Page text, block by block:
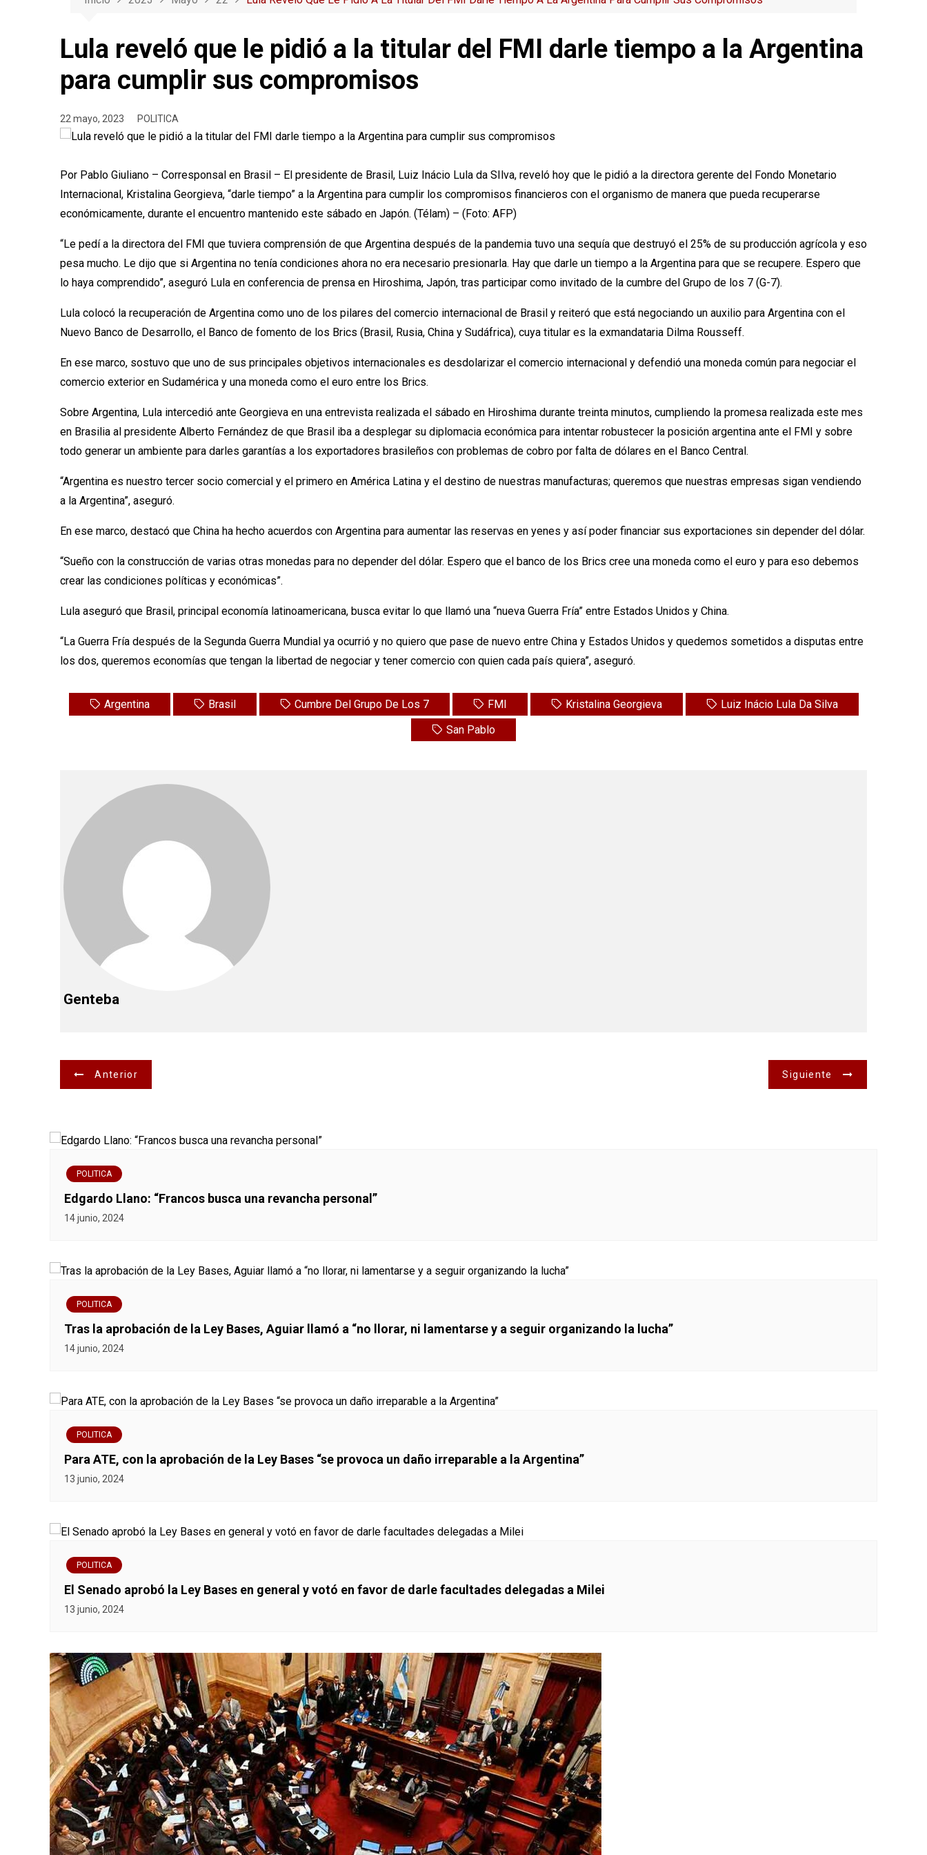
Lula reveló que le pidió a la titular del FMI darle tiempo a la Argentina
para cumplir sus compromisos
22 mayo, 2023 POLITICA
Por Pablo Giuliano – Corresponsal en Brasil – El presidente de Brasil, Luiz Inácio Lula da SIlva, reveló hoy que le pidió a la directora gerente del Fondo Monetario
Internacional, Kristalina Georgieva, “darle tiempo” a la Argentina para cumplir los compromisos financieros con el organismo de manera que pueda recuperarse
económicamente, durante el encuentro mantenido este sábado en Japón. (Télam) – (Foto: AFP)
“Le pedí a la directora del FMI que tuviera comprensión de que Argentina después de la pandemia tuvo una sequía que destruyó el 25% de su producción agrícola y eso
pesa mucho. Le dijo que si Argentina no tenía condiciones ahora no era necesario presionarla. Hay que darle un tiempo a la Argentina para que se recupere. Espero que
lo haya comprendido”, aseguró Lula en conferencia de prensa en Hiroshima, Japón, tras participar como invitado de la cumbre del Grupo de los 7 (G-7).
Lula colocó la recuperación de Argentina como uno de los pilares del comercio internacional de Brasil y reiteró que está negociando un auxilio para Argentina con el
Nuevo Banco de Desarrollo, el Banco de fomento de los Brics (Brasil, Rusia, China y Sudáfrica), cuya titular es la exmandataria Dilma Rousseff.
En ese marco, sostuvo que uno de sus principales objetivos internacionales es desdolarizar el comercio internacional y defendió una moneda común para negociar el
comercio exterior en Sudamérica y una moneda como el euro entre los Brics.
Sobre Argentina, Lula intercedió ante Georgieva en una entrevista realizada el sábado en Hiroshima durante treinta minutos, cumpliendo la promesa realizada este mes
en Brasilia al presidente Alberto Fernández de que Brasil iba a desplegar su diplomacia económica para intentar robustecer la posición argentina ante el FMI y sobre
todo generar un ambiente para darles garantías a los exportadores brasileños con problemas de cobro por falta de dólares en el Banco Central.
“Argentina es nuestro tercer socio comercial y el primero en América Latina y el destino de nuestras manufacturas; queremos que nuestras empresas sigan vendiendo
a la Argentina”, aseguró.
En ese marco, destacó que China ha hecho acuerdos con Argentina para aumentar las reservas en yenes y así poder financiar sus exportaciones sin depender del dólar.
“Sueño con la construcción de varias otras monedas para no depender del dólar. Espero que el banco de los Brics cree una moneda como el euro y para eso debemos
crear las condiciones políticas y económicas”.
Lula aseguró que Brasil, principal economía latinoamericana, busca evitar lo que llamó una “nueva Guerra Fría” entre Estados Unidos y China.
“La Guerra Fría después de la Segunda Guerra Mundial ya ocurrió y no quiero que pase de nuevo entre China y Estados Unidos y quedemos sometidos a disputas entre
los dos, queremos economías que tengan la libertad de negociar y tener comercio con quien cada país quiera”, aseguró.
Argentina Brasil Cumbre Del Grupo De Los 7 FMI Kristalina Georgieva
Luiz Inácio Lula Da Silva
San Pablo
Genteba
N
v
e
g
a
i
ó
n
e
e
n
t
r
d
a
Anterior Siguiente
POLITICA
Edgardo Llano: “Francos busca una revancha personal”
14 junio, 2024
POLITICA
Tras la aprobación de la Ley Bases, Aguiar llamó a “no llorar, ni lamentarse y a seguir organizando la lucha”
14 junio, 2024
POLITICA
Para ATE, con la aprobación de la Ley Bases “se provoca un daño irreparable a la Argentina”
13 junio, 2024
POLITICA
El Senado aprobó la Ley Bases en general y votó en favor de darle facultades delegadas a Milei
13 junio, 2024